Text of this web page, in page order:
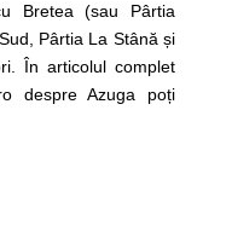
Bretea (sau Pârtia
Pârtia La Stână și
În articolul complet
despre Azuga poți